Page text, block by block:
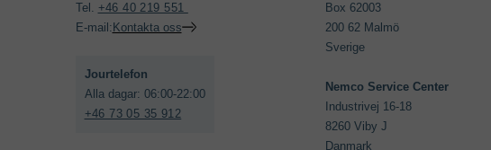
Tel. +46 40 219 551
E-mail: Kontakta oss
Alla dagar: 06:00-22:00
+46 73 05 35 912
Box 62003
200 62 Malmö
Sverige
Industrivej 16-18
8260 Viby J
Danmark